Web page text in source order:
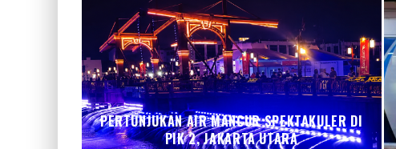
PERTUNJUKAN AIR MANCUR SPEKTAKULER DI
PIK 2, JAKARTA UTARA